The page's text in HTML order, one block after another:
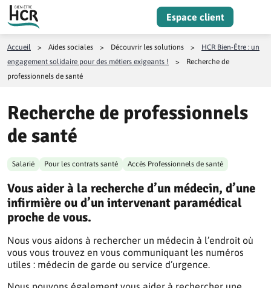
Aller au contenu
Espace client
Accueil > Aides sociales > Découvrir les solutions >
HCR Bien-Être : un
engagement solidaire pour des métiers exigeants !
>
Recherche de
professionnels de santé
Recherche de professionnels
de santé
Salarié Pour les contrats santé Accès Professionnels de santé
Vous aider à la recherche d’un médecin, d’une
infirmière ou d’un intervenant paramédical
proche de vous.
Nous vous aidons à rechercher un médecin à l’endroit où
vous vous trouvez en vous communiquant les numéros
utiles : médecin de garde ou service d’urgence.